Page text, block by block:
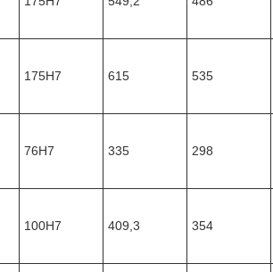
175Н7 615 535
76Н7 335 298
100Н7 409,3 354